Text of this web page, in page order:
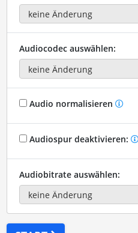
Audiocodec auswählen:
Audio normalisieren
Audiospur deaktivieren:
Audiobitrate auswählen: